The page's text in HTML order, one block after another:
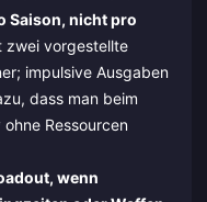
Saison, nicht pro
zwei vorgestellte
impulsive Ausgaben
dass man beim
Ressourcen
wenn